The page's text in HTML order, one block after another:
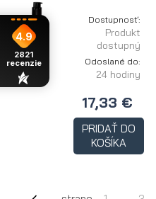
Dostupnosť:
Produkt
dostupný
Odoslané do:
24 hodiny
17,33 €
PRIDAŤ DO
KOŠÍKA
4.9
2821
recenzie